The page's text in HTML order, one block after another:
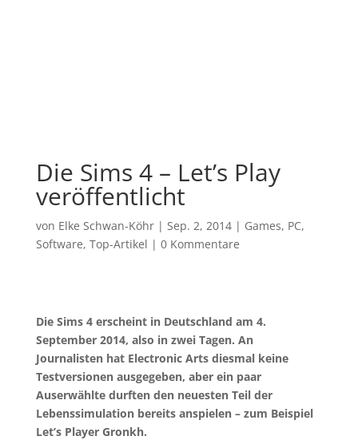
Die Sims 4 – Let’s Play
veröffentlicht
von Elke Schwan-Köhr| Sep. 2, 2014| Games, PC,
Software, Top-Artikel | 0 Kommentare
Die Sims 4 erscheint in Deutschland am 4.
September 2014, also in zwei Tagen. An
Journalisten hat Electronic Arts diesmal keine
Testversionen ausgegeben, aber ein paar
Auserwählte durften den neuesten Teil der
Lebenssimulation bereits anspielen – zum Beispiel
Let’s Player Gronkh.